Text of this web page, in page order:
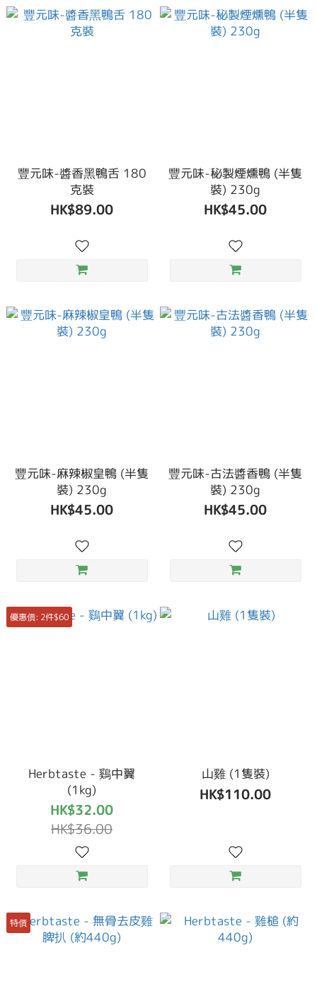
豐元味-醬香黑鴨舌 180
克裝
HK$89.00
豐元味-秘製煙燻鴨 (半隻
裝) 230g
HK$45.00
豐元味-麻辣椒皇鴨 (半隻
裝) 230g
HK$45.00
豐元味-古法醬香鴨 (半隻
裝) 230g
HK$45.00
優惠價: 2件$60
Herbtaste - 鷄中翼
(1kg)
HK$32.00
HK$36.00
山雞 (1隻裝)
HK$110.00
特價